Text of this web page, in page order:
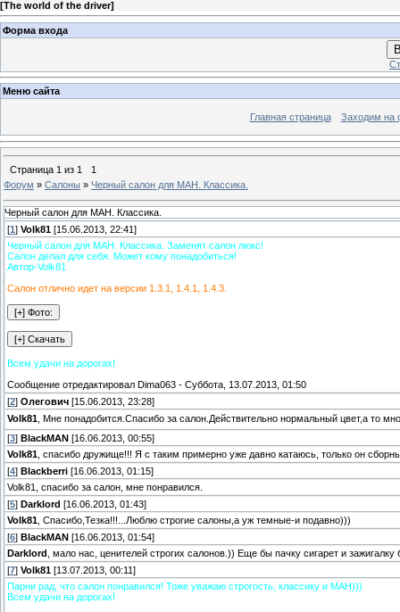
[The world of the driver]
Форма входа
Меню сайта
Главная страница Заходим на
Страница 1 из 1
1
Форум » Салоны » Черный салон для МАН. Классика.
Черный салон для МАН. Классика.
[1 ] Volk81 [15.06.2013, 22:41]
Черный салон для МАН. Классика. Заменят салон люкс!
Салон делал для себя. Может кому понадобиться!
Автор-Volk81
Салон отлично идет на версии 1.3.1, 1.4.1, 1.4.3.
Всем удачи на дорогах!
Сообщение отредактировал Dima063 - Суббота, 13.07.2013, 01:50
[2] Олегович [15.06.2013, 23:28]
Volk81 , Мне понадобится.Спасибо за салон.Действительно нормальный цвет,а то
[3] BlackMAN [16.06.2013, 00:55]
Volk81 , спасибо дружище!!! Я с таким примерно уже давно катаюсь, только он
[4] Blackberri [16.06.2013, 01:15]
Volk81, спасибо за салон, мне понравился.
[5] Darklord [16.06.2013, 01:43]
Volk81 , Спасибо,Тезка!!!...Люблю строгие салоны,а уж темные-и подавно)))
[6] BlackMAN [16.06.2013, 01:54]
Darklord
, мало нас, ценителей строгих салонов.)) Еще бы пачку сигарет и
[7] Volk81 [13.07.2013, 00:11]
Парни рад, что салон понравился! Тоже уважаю строгость, классику и МАН)))
Всем удачи на дорогах!